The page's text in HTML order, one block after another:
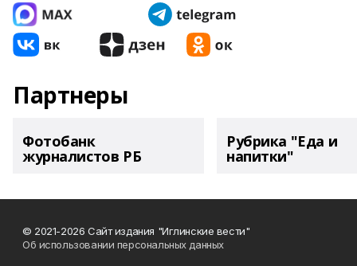
Партнеры
Фотобанк
журналистов РБ
Рубрика "Еда и
напитки"
© 2021-2026 Сайт издания "Иглинские вести"
Об использовании персональных данных